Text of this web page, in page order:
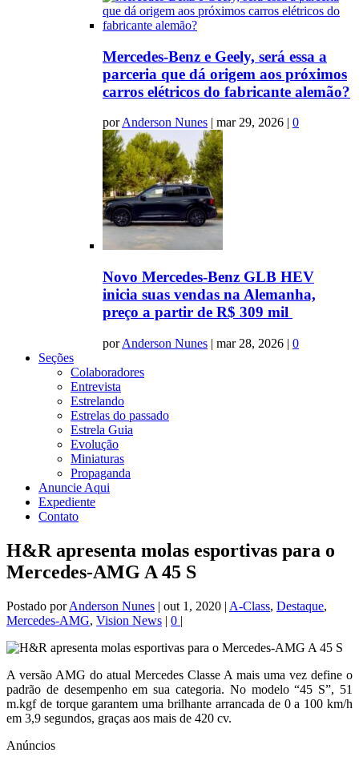
Mercedes-Benz e Geely, será essa a
parceria que dá origem aos próximos
carros elétricos do fabricante alemão?
porAnderson Nunes | mar 29, 2026 | 0
Novo Mercedes-Benz GLB HEV
inicia suas vendas na Alemanha,
preço a partir de R$ 309 mil
porAnderson Nunes | mar 28, 2026 | 0
Seções
Colaboradores
Entrevista
Estrelando
Estrelas do passado
Estrela Guia
Evolução
Miniaturas
Propaganda
Anuncie Aqui
Expediente
Contato
H&R apresenta molas esportivas para o
Mercedes-AMG A 45 S
Postado porAnderson Nunes | out 1, 2020 | A-Class, Destaque,
Mercedes-AMG, Vision News | 0 |
A versão AMG do atual Mercedes Classe A mais uma vez define o
padrão de desempenho em sua categoria. No modelo “45 S”, 51
m.kgf de torque garantem uma brilhante arrancada de 0 a 100 km/h
em 3,9 segundos, graças aos mais de 420 cv.
Anúncios